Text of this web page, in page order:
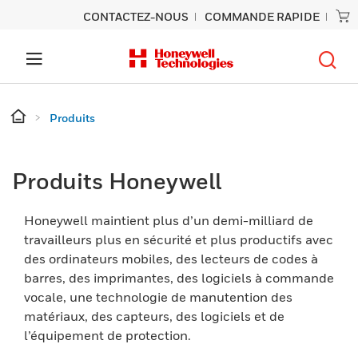
CONTACTEZ-NOUS COMMANDE RAPIDE
Produits
Produits Honeywell
Honeywell maintient plus d’un demi-milliard de
travailleurs plus en sécurité et plus productifs avec
des ordinateurs mobiles, des lecteurs de codes à
barres, des imprimantes, des logiciels à commande
vocale, une technologie de manutention des
matériaux, des capteurs, des logiciels et de
l’équipement de protection.